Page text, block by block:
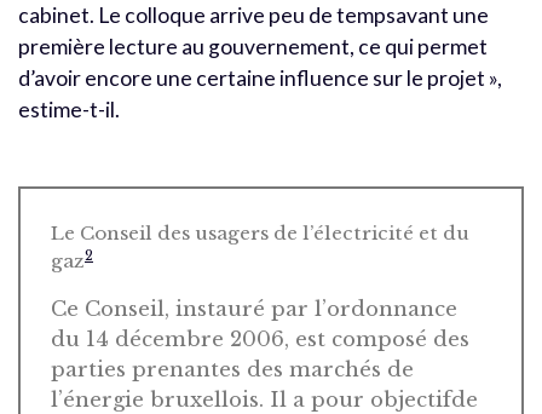
cabinet. Le colloque arrive peu de tempsavant une
première lecture au gouvernement, ce qui permet
d’avoir encore une certaine influence sur le projet »,
estime-t-il.
Le Conseil des usagers de l’électricité et du
gaz2
Ce Conseil, instauré par l’ordonnance
du 14 décembre 2006, est composé des
parties prenantes des marchés de
l’énergie bruxellois. Il a pour objectifde